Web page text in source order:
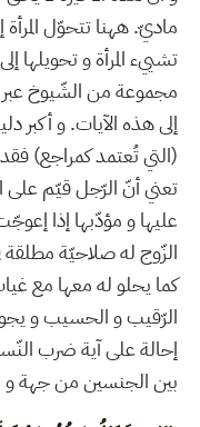
ماديّ. ههنا تتحوّل
تشييء المرأة و تحويلها
مجموعة من الشّيوخ
إلى هذه الآيات. و أكبر
(التي تُعتمد كمراجع)
تعني أنّ الرّجل قيّم على
عليها و مؤدّبها إذا
الزّوج له صلاحيّة
كما يحلو له معها مع
الرّقيب و الحسيب و
إحالة على آية ضرب
بين الجنسين من جهة و